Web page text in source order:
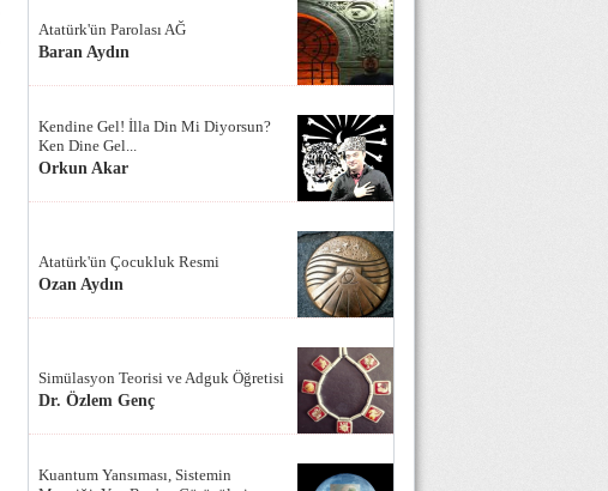
Atatürk'ün Parolası AĞ
Baran Aydın
Kendine Gel! İlla Din Mi Diyorsun?
Ken Dine Gel...
Orkun Akar
Atatürk'ün Çocukluk Resmi
Ozan Aydın
Simülasyon Teorisi ve Adguk Öğretisi
Dr. Özlem Genç
Kuantum Yansıması, Sistemin